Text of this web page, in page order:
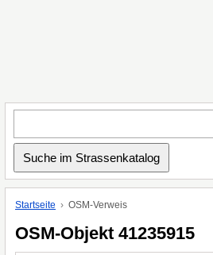
Startseite OSM-Verweis
OSM-Objekt 41235915